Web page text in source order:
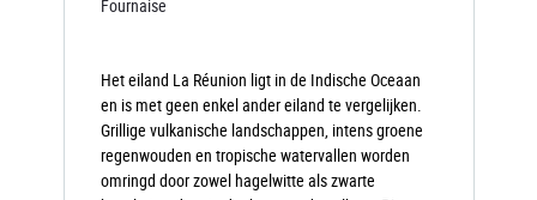
Fournaise
Het eiland La Réunion ligt in de Indische Oceaan
en is met geen enkel ander eiland te vergelijken.
Grillige vulkanische landschappen, intens groene
regenwouden en tropische watervallen worden
omringd door zowel hagelwitte als zwarte